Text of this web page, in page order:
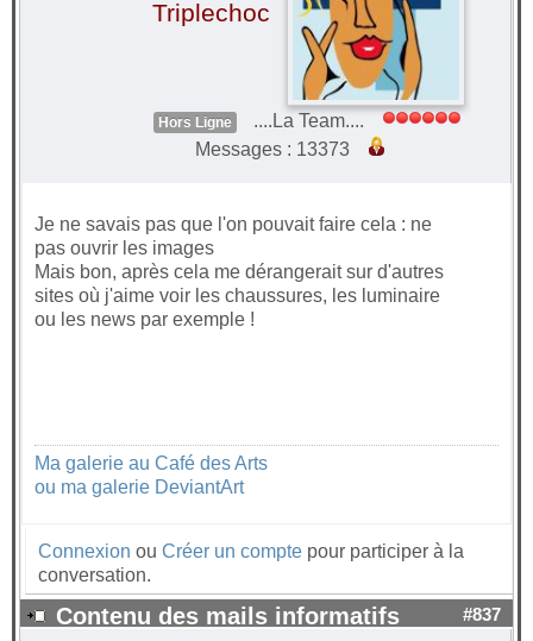
Triplechoc
Hors Ligne
....La Team....
Messages : 13373
Je ne savais pas que l'on pouvait faire cela : ne
pas ouvrir les images
Mais bon, après cela me dérangerait sur d'autres
sites où j'aime voir les chaussures, les luminaire
ou les news par exemple !
Ma galerie au Café des Arts
ou ma galerie DeviantArt
Connexion ou Créer un compte pour participer à la
conversation.
Contenu des mails informatifs #837